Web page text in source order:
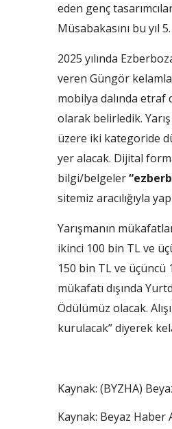
eden genç
Müsabakasını bu yıl
2025 yılında
veren Güngör
mobilya dalında etraf
olarak belirledik.
üzere iki kategoride
yer alacak. Dijital
bilgi/belgeler
sitemiz aracılığıyla
Yarışmanın
ikinci 100 bin TL ve
150 bin TL ve üçüncü
mükafatı dışında
Ödülümüz olacak.
kurulacak” diyerek
Kaynak: (BYZHA)
Kaynak: Beyaz Haber